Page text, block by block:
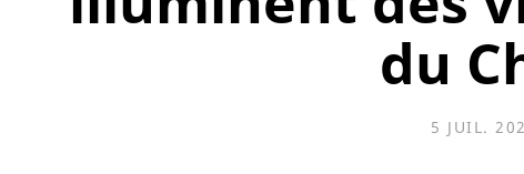
du
5 JUIL.